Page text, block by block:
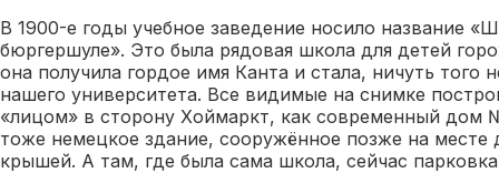
В 1900-е годы учебное заведение носило название
бюргершуле». Это была рядовая школа для детей
она получила гордое имя Канта и стала, ничуть того
нашего университета. Все видимые на снимке
«лицом» в сторону Хоймаркт, как современный дом
тоже немецкое здание, сооружённое позже на месте
крышей. А там, где была сама школа, сейчас